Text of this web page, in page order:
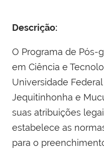
Descrição:
O Programa de Pós-
em Ciência e
Universidade
Jequitinhonha e
suas atribuições
estabelece as
para o